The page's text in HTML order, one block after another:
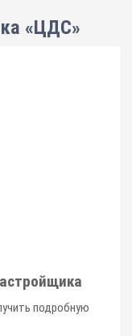
«ЦДС»
подробную